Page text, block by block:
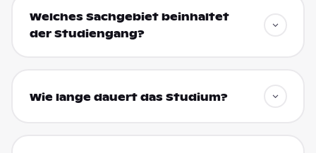
Welches Sachgebiet beinhaltet
der Studiengang?
Wie lange dauert das Studium?